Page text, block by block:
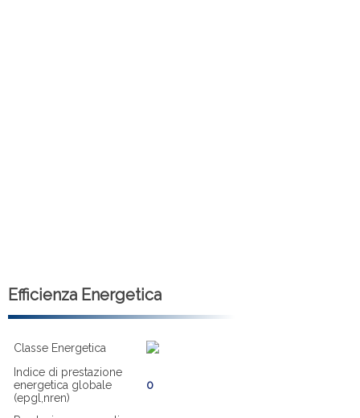
Efficienza Energetica
Classe Energetica
Indice di prestazione
energetica globale
(epgl,nren)
0